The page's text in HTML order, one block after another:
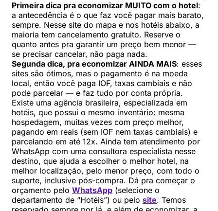
Primeira dica pra economizar MUITO com o hotel:
a antecedência é o que faz você pagar mais barato,
sempre. Nesse site do mapa e nos hotéis abaixo, a
maioria tem cancelamento gratuito. Reserve o
quanto antes pra garantir um preço bem menor —
se precisar cancelar, não paga nada.
Segunda dica, pra economizar AINDA MAIS: esses
sites são ótimos, mas o pagamento é na moeda
local, então você paga IOF, taxas cambiais e não
pode parcelar — e faz tudo por conta própria.
Existe uma agência brasileira, especializada em
hotéis, que possui o mesmo inventário: mesma
hospedagem, muitas vezes com preço melhor,
pagando em reais (sem IOF nem taxas cambiais) e
parcelando em até 12x. Ainda tem atendimento por
WhatsApp com uma consultora especialista nesse
destino, que ajuda a escolher o melhor hotel, na
melhor localização, pelo menor preço, com todo o
suporte, inclusive pós-compra. Dá pra começar o
orçamento pelo WhatsApp (selecione o
departamento de “Hotéis”) ou pelo site. Temos